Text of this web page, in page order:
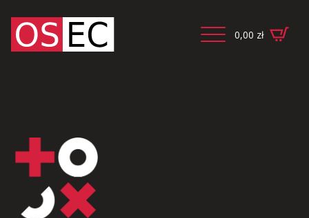
0,00 zł